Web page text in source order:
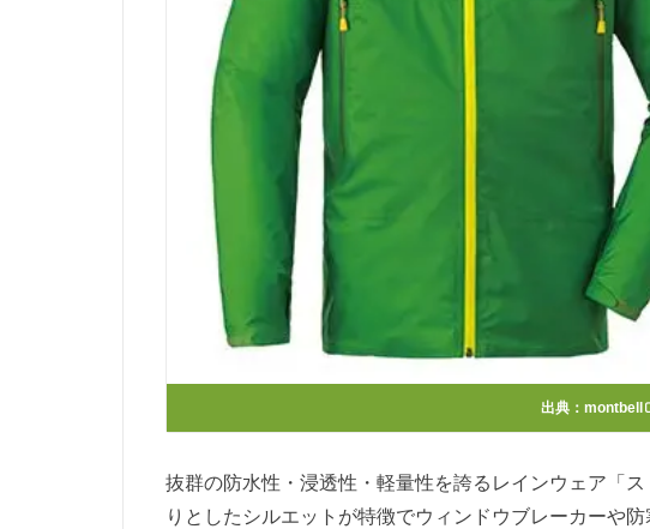
出典： montbell
抜群の防水性・浸透性・軽量性を誇るレインウェア「
りとしたシルエットが特徴でウィンドウブレーカーや